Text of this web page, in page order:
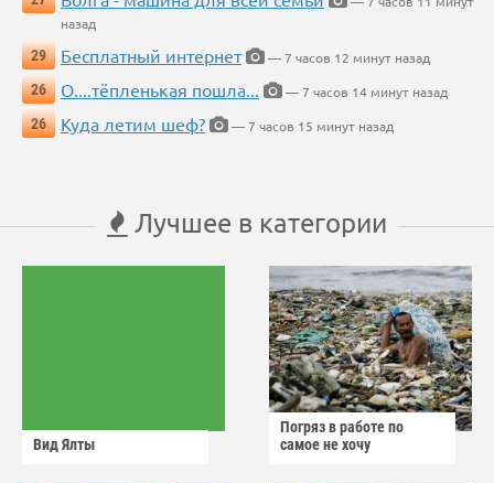
назад
29
Бесплатный интернет
— 7 часов 12 минут назад
26
О....тёпленькая пошла...
— 7 часов 14 минут назад
26
Куда летим шеф? — 7 часов 15 минут назад
Лучшее в категории
Вид Ялты
Погряз в работе по
самое не хочу